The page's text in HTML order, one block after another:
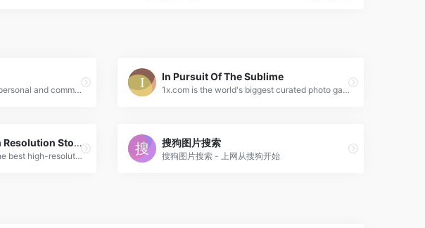
Free photographs for your personal and commercial use. This includes Websites, Presentations, Brochures/Packaging/labels, HTML/PSD Templates, T-Shirts, Billboards/banners, Decoration in stores/offices/public areas...etc
In Pursuit Of The Sublime
1x.com is the world's biggest curated photo gallery online. Each photo is selected by professional curators. In Pursuit Of The Sublime
Best Royalty Free High Resolution Stock Photos & Videos
We provide for download the best high-resolution images &amp; videos, all free for personal and commercial use. 6,000+ photos &amp; video. No attribution. CC0.
搜狗图片搜索
搜狗图片搜索 - 上网从搜狗开始